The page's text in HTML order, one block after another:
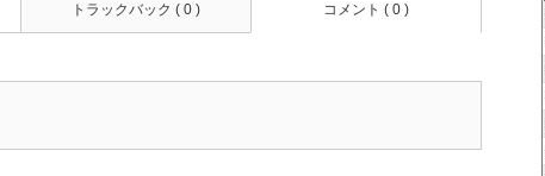
コメント ( 0 )
トラックバック ( 0 )